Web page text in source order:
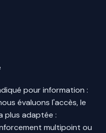
pour information :
évaluons l'accès, le
plus adaptée :
multipoint ou